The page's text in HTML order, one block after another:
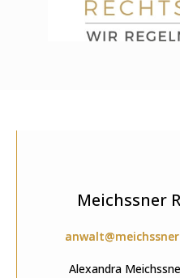
Meichssner
Alexandra